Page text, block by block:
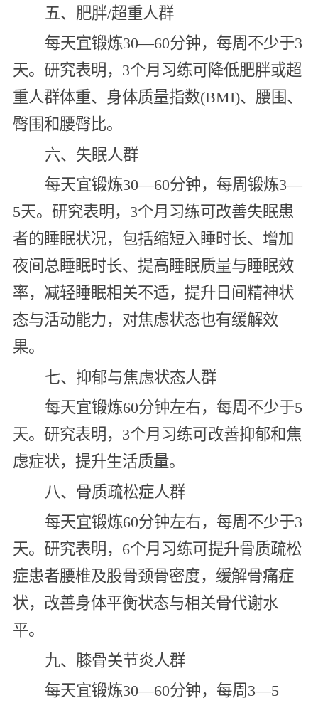
五、肥胖/超重人群
每天宜锻炼30—60分钟，每周不少于3
天。研究表明，3个月习练可降低肥胖或超
重人群体重、身体质量指数(BMI)、腰围、
臀围和腰臀比。
六、失眠人群
每天宜锻炼30—60分钟，每周锻炼3—
5天。研究表明，3个月习练可改善失眠患
者的睡眠状况，包括缩短入睡时长、增加
夜间总睡眠时长、提高睡眠质量与睡眠效
率，减轻睡眠相关不适，提升日间精神状
态与活动能力，对焦虑状态也有缓解效
果。
七、抑郁与焦虑状态人群
每天宜锻炼60分钟左右，每周不少于5
天。研究表明，3个月习练可改善抑郁和焦
虑症状，提升生活质量。
八、骨质疏松症人群
每天宜锻炼60分钟左右，每周不少于3
天。研究表明，6个月习练可提升骨质疏松
症患者腰椎及股骨颈骨密度，缓解骨痛症
状，改善身体平衡状态与相关骨代谢水
平。
九、膝骨关节炎人群
每天宜锻炼30—60分钟，每周3—5